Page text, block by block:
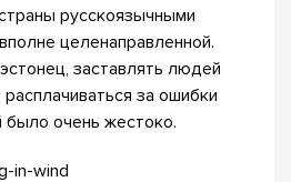
русскоязычными
целенаправленной.
заставлять людей
за ошибки
очень жестоко.